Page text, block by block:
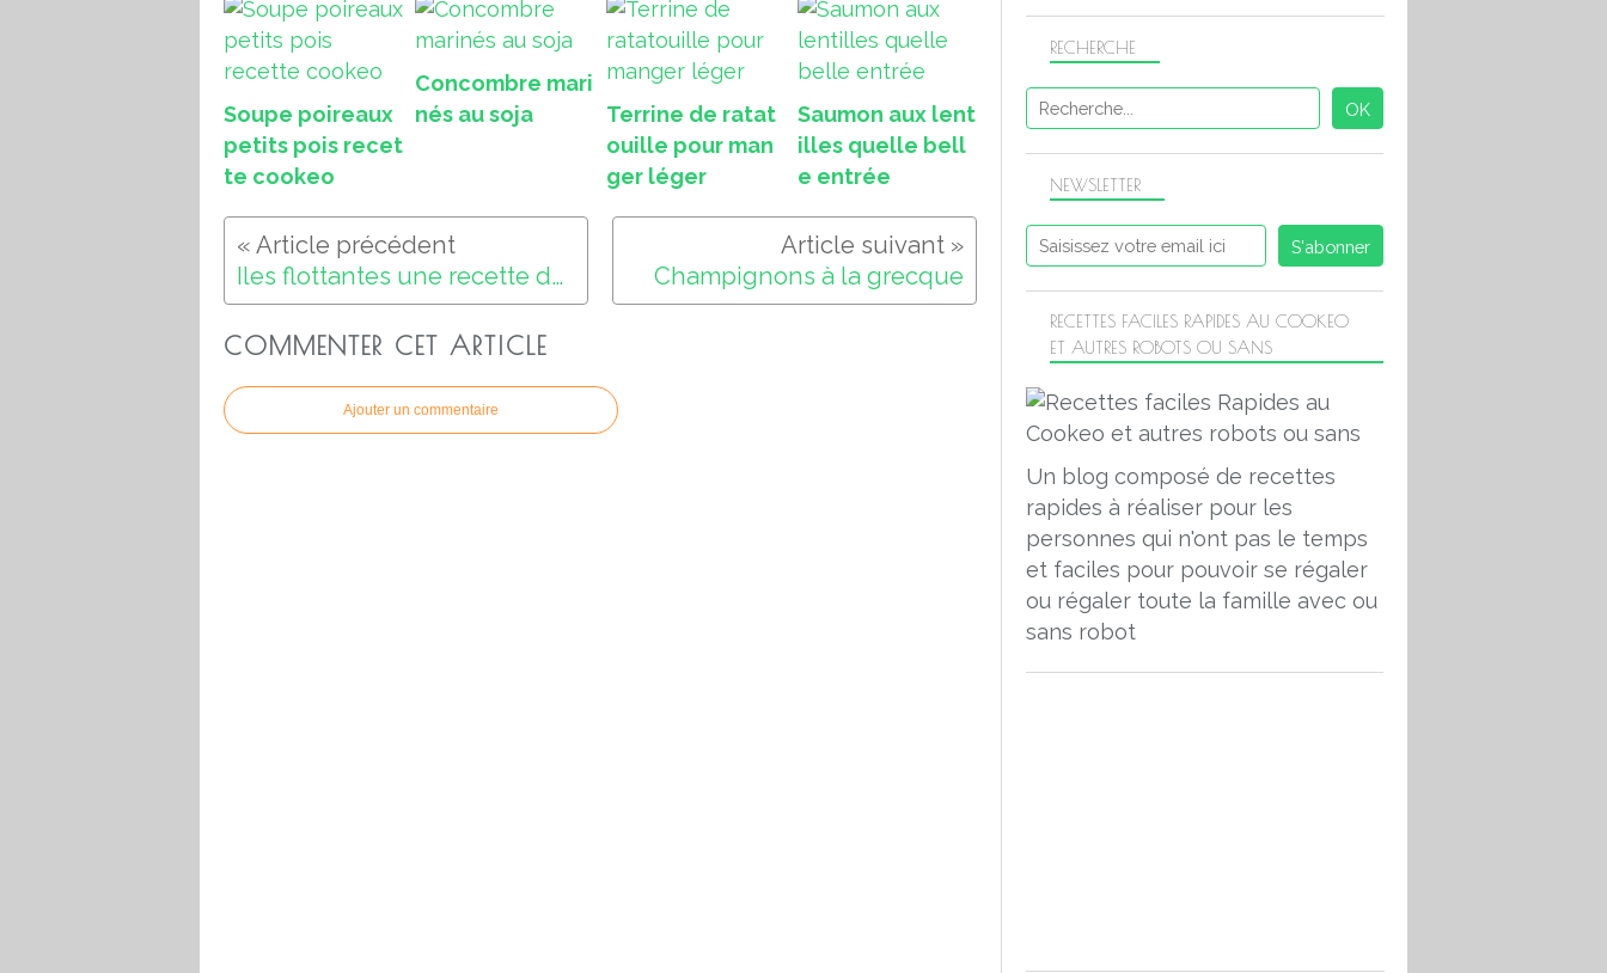
Soupe poireaux
petits pois recet
te cookeo
Concombre mari
nés au soja
Terrine de ratat
ouille pour man
ger léger
Saumon aux lent
illes quelle bell
e entrée
Iles flottantes une recette de grand mère Champignons à la grecque
COMMENTER CET ARTICLE
Ajouter un commentaire
NEWSLETTER
RECHERCHE
RECETTES FACILES RAPIDES AU COOKEO
ET AUTRES ROBOTS OU SANS
Un blog composé de recettes
rapides à réaliser pour les
personnes qui n'ont pas le temps
et faciles pour pouvoir se régaler
ou régaler toute la famille avec ou
sans robot